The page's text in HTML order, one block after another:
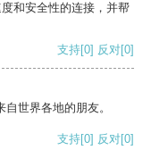
和安全性的连接，并帮
支持[0] 反对[0]
世界各地的朋友。
支持[0] 反对[0]